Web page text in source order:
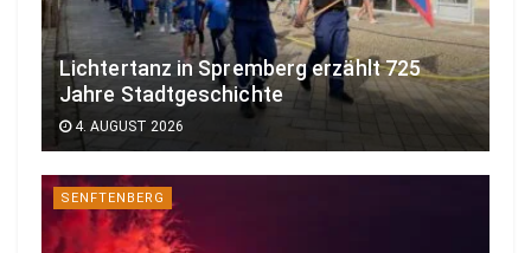
Lichtertanz in Spremberg erzählt 725
Jahre Stadtgeschichte
4. AUGUST 2026
SENFTENBERG